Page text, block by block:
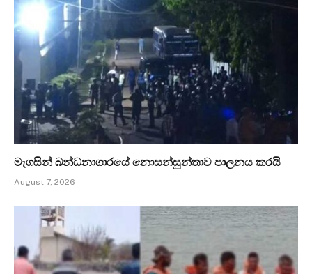
මැගසින් බන්ධනාගාරයේ නොසන්සුන්තාව පාලනය කරයි
August 7, 2026